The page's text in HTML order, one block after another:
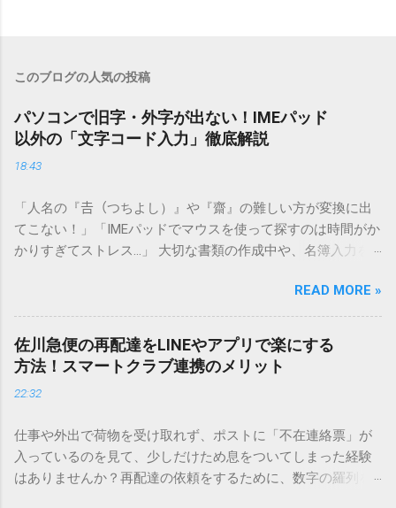
このブログの人気の投稿
パソコンで旧字・外字が出ない！IMEパッド
以外の「文字コード入力」徹底解説
18:43
「人名の『𠮷（つちよし）』や『齋』の難しい方が変換に出
てこない！」「IMEパッドでマウスを使って探すのは時間がか
かりすぎてストレス…」 大切な書類の作成中や、名簿入力を
てしまいますよね。多くの人が「IMEパッド（手書き入力）」
を使いますが、実はマウスで一画ずつ書くのは非効率です
し、似た漢字が多すぎて結局見つからないことも少なくあり
ません。 そこで今回は、IMEパッドを使わずに、特定のコー
ドを打ち込むだけで一瞬で旧字や外字、特殊記号を呼び出す
「文字コード入力」のテクニックを詳しく解説します。 この
必要はありません。 1. なぜ「変換」しても旧字・外字が出て
こないのか？ そもそも、なぜ普通の変換で出てこない漢字が
あるのでしょうか。その理由は、パソコンが文字を認識する
READ MORE »
佐川急便の再配達をLINEやアプリで楽にする
方法！スマートクラブ連携のメリット
22:32
仕事や外出で荷物を受け取れず、ポストに「不在連絡票」が
入っているのを見て、少しだけため息をついてしまった経験
はありませんか？再配達の依頼をするために、数字の羅列を